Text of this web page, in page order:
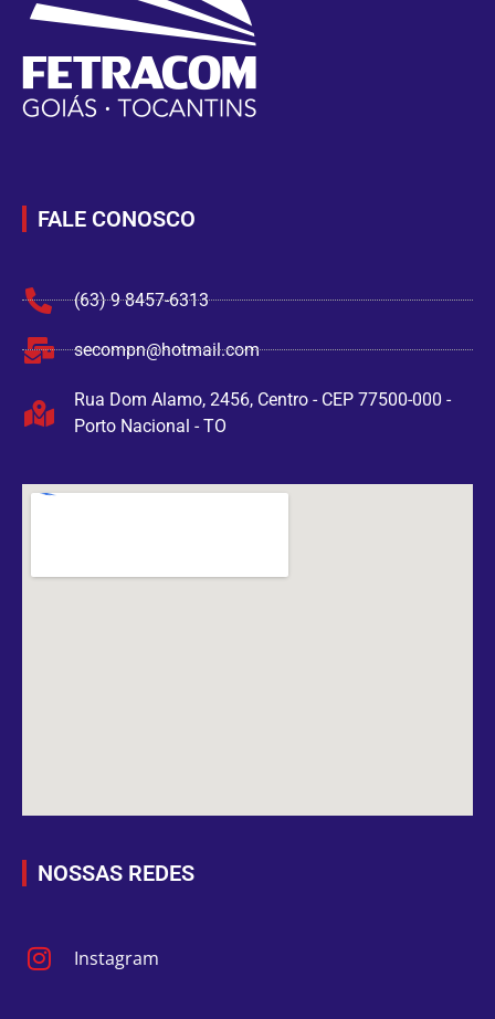
FALE CONOSCO
(63) 9 8457-6313
secompn@hotmail.com
Rua Dom Alamo, 2456, Centro - CEP 77500-000 -
Porto Nacional - TO
NOSSAS REDES
Instagram